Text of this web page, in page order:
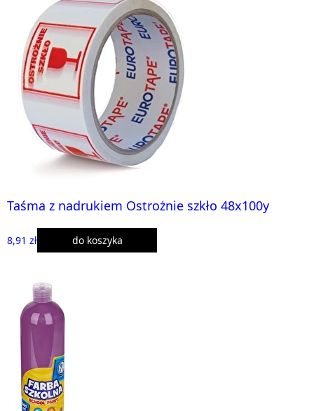
Taśma z nadrukiem Ostrożnie szkło 48x100y
8,91 zł do koszyka